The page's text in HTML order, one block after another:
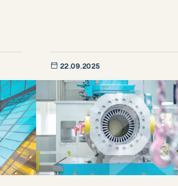
22.09.2025
DÉCOUVRIR MAINTENANT